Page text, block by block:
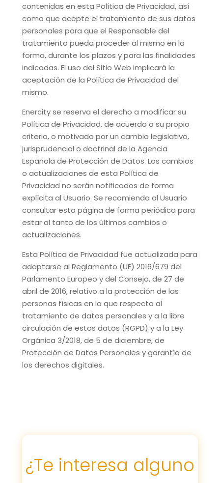
contenidas en esta Política de Privacidad, así
como que acepte el tratamiento de sus datos
personales para que el Responsable del
tratamiento pueda proceder al mismo en la
forma, durante los plazos y para las finalidades
indicadas. El uso del Sitio Web implicará la
aceptación de la Política de Privacidad del
mismo.
Enercityse reserva el derecho a modificar su
Política de Privacidad, de acuerdo a su propio
criterio, o motivado por un cambio legislativo,
jurisprudencial o doctrinal de la Agencia
Española de Protección de Datos. Los cambios
o actualizaciones de esta Política de
Privacidad no serán notificados de forma
explícita al Usuario. Se recomienda al Usuario
consultar esta página de forma periódica para
estar al tanto de los últimos cambios o
actualizaciones.
Esta Política de Privacidad fue actualizada para
adaptarse al Reglamento (UE) 2016/679 del
Parlamento Europeo y del Consejo, de 27 de
abril de 2016, relativo a la protección de las
personas físicas en lo que respecta al
tratamiento de datos personales y a la libre
circulación de estos datos (RGPD) y a la Ley
Orgánica 3/2018, de 5 de diciembre, de
Protección de Datos Personales y garantía de
los derechos digitales.
¿Te interesa alguno